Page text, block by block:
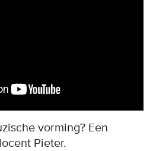
vorming? Een
Pieter.